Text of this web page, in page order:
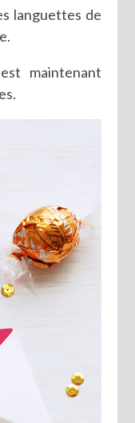
languettes de
maintenant